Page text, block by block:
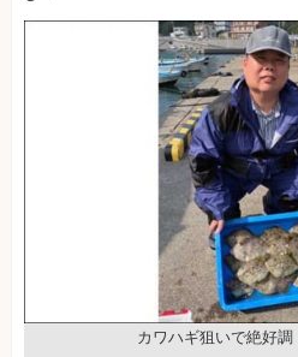
カワハギ狙いで絶好調